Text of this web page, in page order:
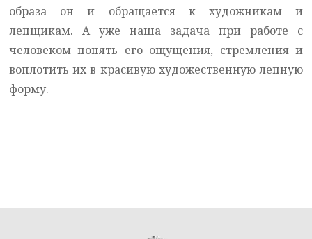
образа он и обращается к художникам и
лепщикам. А уже наша задача при работе с
человеком понять его ощущения, стремления и
воплотить их в красивую художественную лепную
форму.